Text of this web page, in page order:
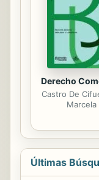
Derecho
Castro De
Marcela
Últimas